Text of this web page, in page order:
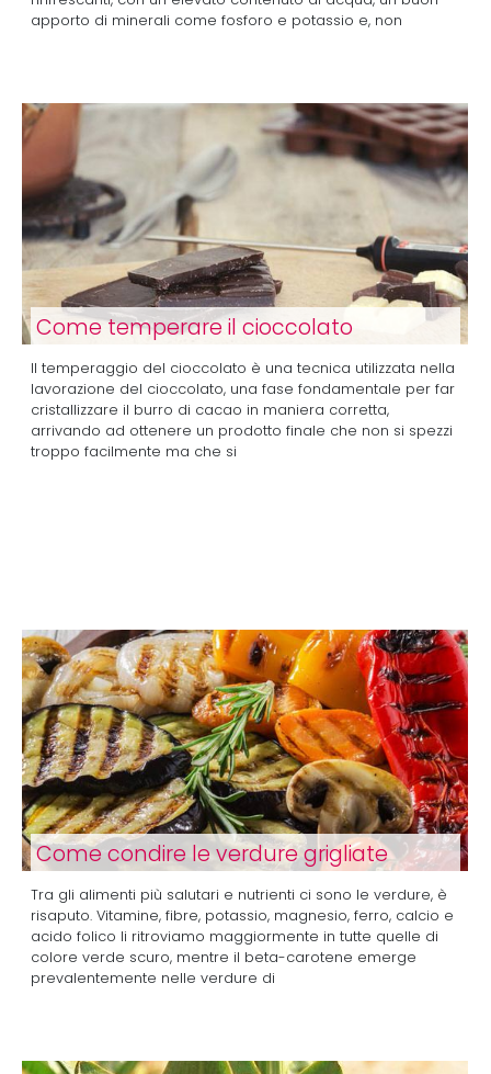
apporto di minerali come fosforo e potassio e, non
Come temperare il cioccolato
Il temperaggio del cioccolato è una tecnica utilizzata nella
lavorazione del cioccolato, una fase fondamentale per far
cristallizzare il burro di cacao in maniera corretta,
arrivando ad ottenere un prodotto finale che non si spezzi
troppo facilmente ma che si
Come condire le verdure grigliate
Tra gli alimenti più salutari e nutrienti ci sono le verdure, è
risaputo. Vitamine, fibre, potassio, magnesio, ferro, calcio e
acido folico li ritroviamo maggiormente in tutte quelle di
colore verde scuro, mentre il beta-carotene emerge
prevalentemente nelle verdure di